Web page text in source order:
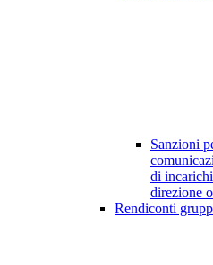
Sanzioni
di
direzione
Rendiconti